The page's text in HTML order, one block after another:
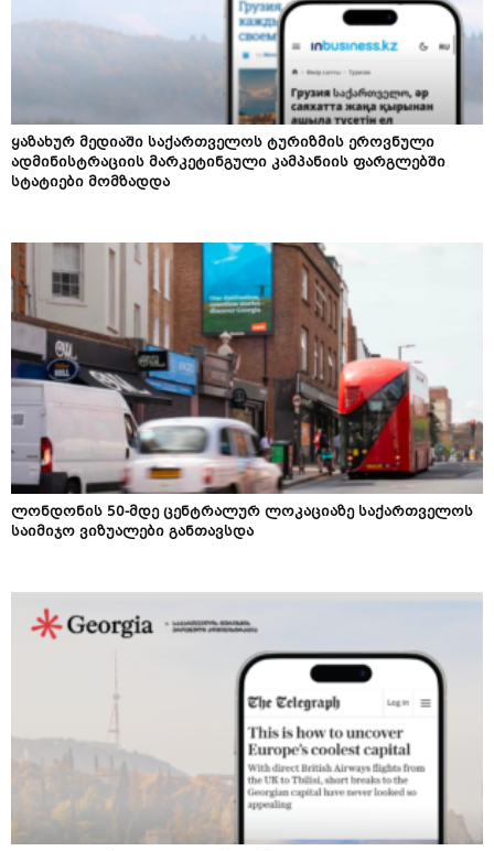
ყაზახურ მედიაში საქართველოს ტურიზმის ეროვნული
ადმინისტრაციის მარკეტინგული კამპანიის ფარგლებში
სტატიები მომზადდა
ლონდონის 50-მდე ცენტრალურ ლოკაციაზე საქართველოს
საიმიჯო ვიზუალები განთავსდა